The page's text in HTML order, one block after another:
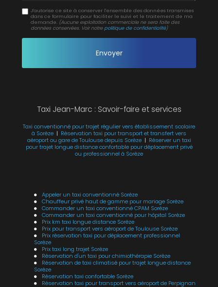
J'autorise ce site à conserver l'ensemble des données transmises
dans ce formulaire pour faciliter le suivi et le traitement de ma
demande. (Aucune exploitation commerciale ne sera faite des
données conservées. Voir notre politique de confidentialité)
Taxi Jean-Marc : Savoir-faire et services
Taxi conventionné pour trajet régulier vers établissement scolaire
à Sorèze | Réservation taxi pour transport et transfert vers
aéroport ou gare de Toulouse depuis Sorèze| Réserver un taxi
pour trajet longue distance confortable pour déplacement privé
ou professionnel à Sorèze
Appeler un taxi conventionné Sorèze
Chauffeur privé haut de gamme pour mariage Sorèze
Commander un taxi conventionné CPAM Sorèze
Commander un taxi conventionné pour hôpital Sorèze
Prix km taxi longue distance Sorèze
Prix pour transport vers aéroport de Toulouse Sorèze
Prix réservation taxi pour déplacement professionnel
Sorèze
Prix taxi long trajet Sorèze
Réservation d'un taxi pour chimiothérapie Sorèze
Réservation de taxi climatisé pour trajet longue distance
Sorèze
Réservation taxi confortable Sorèze
Réservation taxi pour transport vers aéroport de Perpignan